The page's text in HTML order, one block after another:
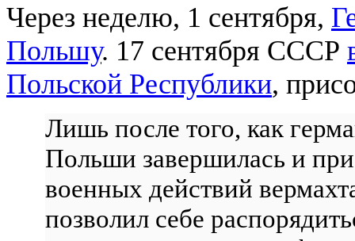
Через неделю, 1 сентября,
Польшу. 17 сентября СССР
Польской Республики,
Лишь после того, как
Польши завершилась и
военных действий
позволил себе